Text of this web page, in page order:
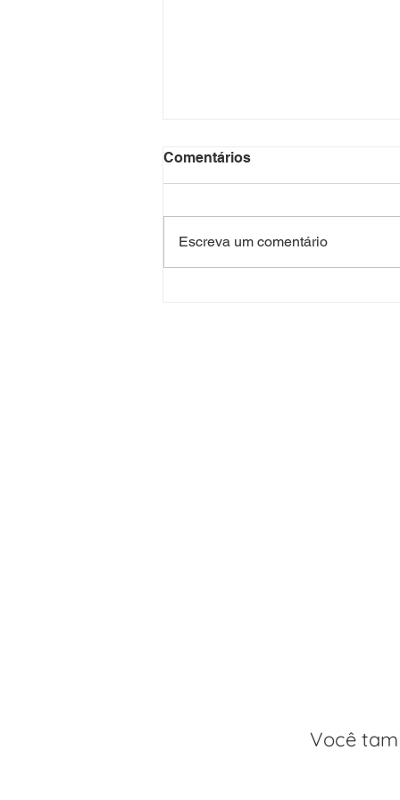
Comentários
Escreva um comentário
Você